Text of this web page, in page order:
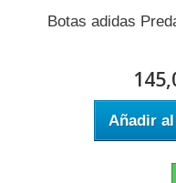
Botas adidas
Añadir